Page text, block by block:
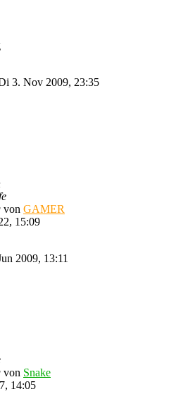
3. Nov 2009, 23:35
von GAMER
15:09
2009, 13:11
von Snake
14:05